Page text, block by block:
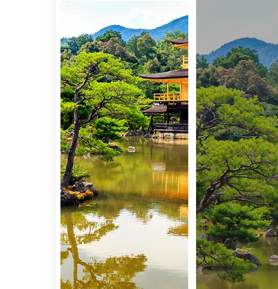
efeito visual impressionante e admire as diversas
Alojamento.
4º DIA MP QUIOTO
Pequeno-almoço. Reunião na entrada do hotel e saída para
lugar no país para os interessados em conhecer a cultura
nipónicas (quase sempre instaladas em colinas), se
da família Tokugawa é hoje um amplo complexo de 275
Honramu. Dentro do castelo irá encontrar alguns dos mais
o Templo Kinkaku-ji, o famoso Templo do Pavilhão
coberto de folha de ouro puro e é possível observar uma
Heian. Um enorme portal Tori abre alas para um amplo
assumir-se como a figura central. Almoço em restaurante
continuar a conhecer a cultura nipónica. Com cerca de
autênticas obras-primas de arquitetura religiosa, desde a
opcional, poderá assistir a uma cerimónia de chá, onde
Alojamento.
5º DIA APA QUIOTO